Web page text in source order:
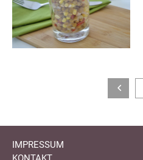
IMPRESSUM